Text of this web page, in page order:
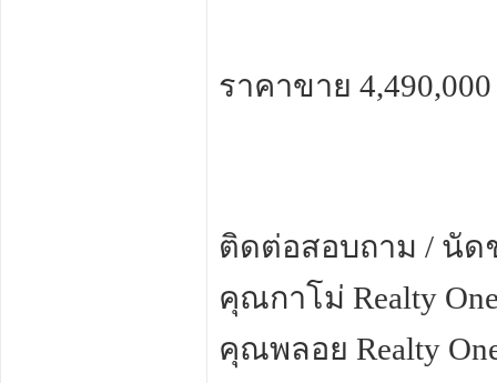
ราคาขาย
ติดต่อสอบถาม / นั
คุณกาโม่ Realty
คุณพลอย Realty